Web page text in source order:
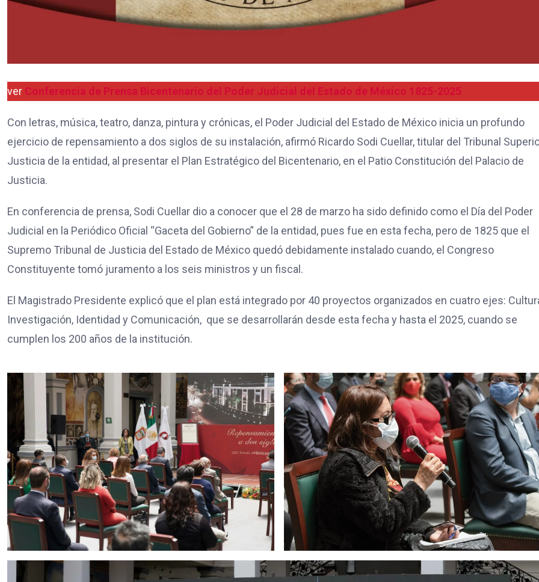
ver Conferencia de Prensa Bicentenario del Poder Judicial del Estado de México 1825-2025
Con letras, música, teatro, danza, pintura y crónicas, el Poder Judicial del Estado de México inicia un profundo
ejercicio de repensamiento a dos siglos de su instalación, afirmó Ricardo Sodi Cuellar, titular del Tribunal
Justicia de la entidad, al presentar el Plan Estratégico del Bicentenario, en el Patio Constitución del Palacio de
Justicia.
En conferencia de prensa, Sodi Cuellar dio a conocer que el 28 de marzo ha sido definido como el Día del Poder
Judicial en la Periódico Oficial “Gaceta del Gobierno” de la entidad, pues fue en esta fecha, pero de 1825 que el
Supremo Tribunal de Justicia del Estado de México quedó debidamente instalado cuando, el Congreso
Constituyente tomó juramento a los seis ministros y un fiscal.
El Magistrado Presidente explicó que el plan está integrado por 40 proyectos organizados en cuatro ejes:
Investigación, Identidad y Comunicación, que se desarrollarán desde esta fecha y hasta el 2025, cuando se
cumplen los 200 años de la institución.